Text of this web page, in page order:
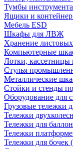
Тумбы
Ящики и
Мебель ESD
Шкафы для ЛВЖ
Хранение
Компьютерные
Лотки, кассетницы
Стулья
Металлические
Стойки и стенды
Оборудование для
Грузовые тележки
Тележки
Тележки для
Тележки
Тележки для бочек